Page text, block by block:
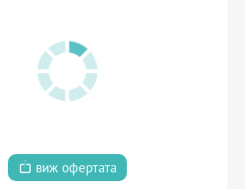
виж офертата